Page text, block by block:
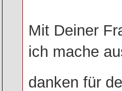
Mit Deiner
ich mache
danken für